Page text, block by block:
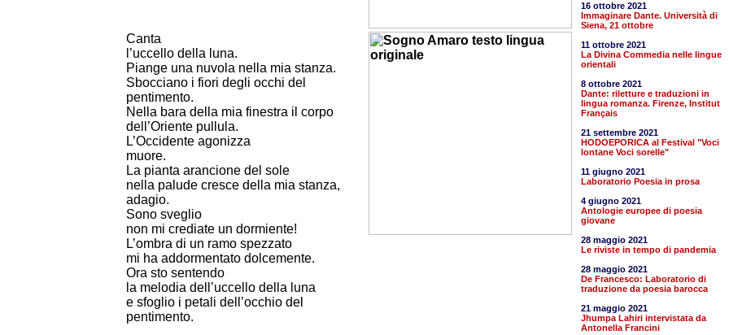
Canta
l’uccello della luna.
Piange una nuvola nella mia stanza.
Sbocciano i fiori degli occhi del
pentimento.
Nella bara della mia finestra il corpo
dell’Oriente pullula.
L’Occidente agonizza
muore.
La pianta arancione del sole
nella palude cresce della mia stanza,
adagio.
Sono sveglio
non mi crediate un dormiente!
L’ombra di un ramo spezzato
mi ha addormentato dolcemente.
Ora sto sentendo
la melodia dell’uccello della luna
e sfoglio i petali dell’occhio del
pentimento.
16 ottobre 2021
Immaginare Dante. Università di
Siena, 21 ottobre
11 ottobre 2021
La Divina Commedia nelle lingue
orientali
8 ottobre 2021
Dante: riletture e traduzioni in
lingua romanza. Firenze, Institut
Français
21 settembre 2021
HODOEPORICA al Festival "Voci
lontane Voci sorelle"
11 giugno 2021
Laboratorio Poesia in prosa
4 giugno 2021
Antologie europee di poesia
giovane
28 maggio 2021
Le riviste in tempo di pandemia
28 maggio 2021
De Francesco: Laboratorio di
traduzione da poesia barocca
21 maggio 2021
Jhumpa Lahiri intervistata da
Antonella Francini